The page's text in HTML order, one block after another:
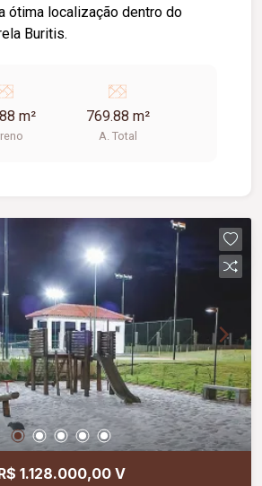
ótima localização dentro do
Cyrela Buritis.
m² 769.88 m²
A. Total
1.128.000,00 V